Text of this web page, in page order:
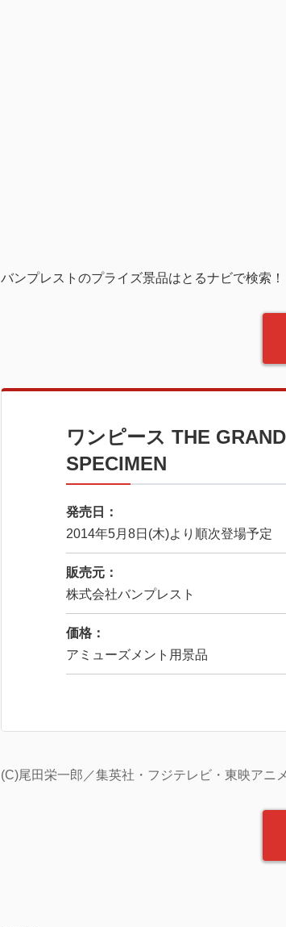
バンプレストのプライズ景品はとるナビで検索！
ワンピース THE
SPECIMEN
発売日：
2014年5月8日(木)より順次登場予定
販売元：
株式会社バンプレスト
価格：
アミューズメント用景品
(C)尾田栄一郎／集英社・フジテレビ・東映アニ